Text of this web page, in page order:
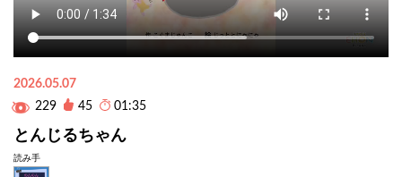
2026.05.07
229
45 01:35
とんじるちゃん
読み手